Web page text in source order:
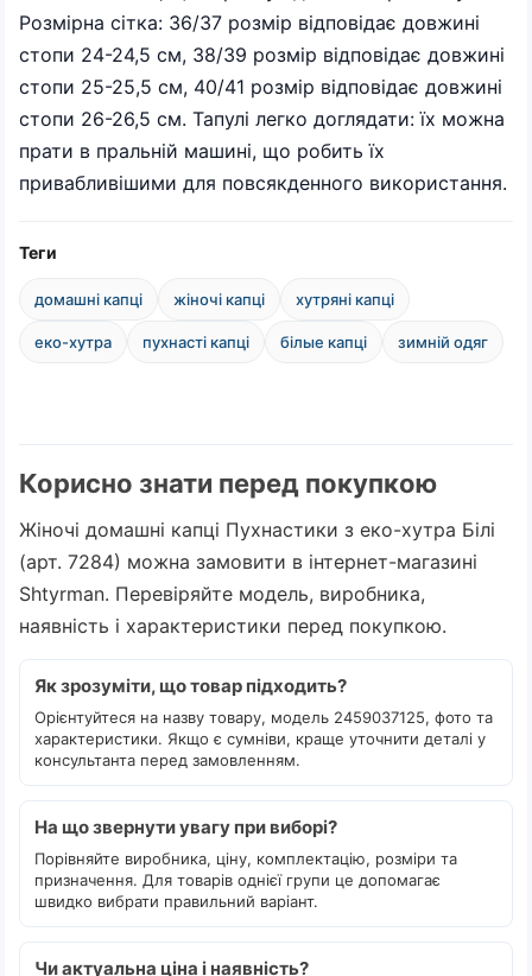
Розмірна сітка: 36/37 розмір відповідає довжині
стопи 24-24,5 см, 38/39 розмір відповідає довжині
стопи 25-25,5 см, 40/41 розмір відповідає довжині
стопи 26-26,5 см. Тапулі легко доглядати: їх можна
прати в пральній машині, що робить їх
привабливішими для повсякденного використання.
Теги
домашні капці жіночі капці хутряні капці
еко-хутра пухнасті капці білые капці зимній одяг
Корисно знати перед покупкою
Жіночі домашні капці Пухнастики з еко-хутра Білі
(арт. 7284) можна замовити в інтернет-магазині
Shtyrman. Перевіряйте модель, виробника,
наявність і характеристики перед покупкою.
Як зрозуміти, що товар підходить?
Орієнтуйтеся на назву товару, модель 2459037125, фото та
характеристики. Якщо є сумніви, краще уточнити деталі у
консультанта перед замовленням.
На що звернути увагу при виборі?
Порівняйте виробника, ціну, комплектацію, розміри та
призначення. Для товарів однієї групи це допомагає
швидко вибрати правильний варіант.
Чи актуальна ціна і наявність?